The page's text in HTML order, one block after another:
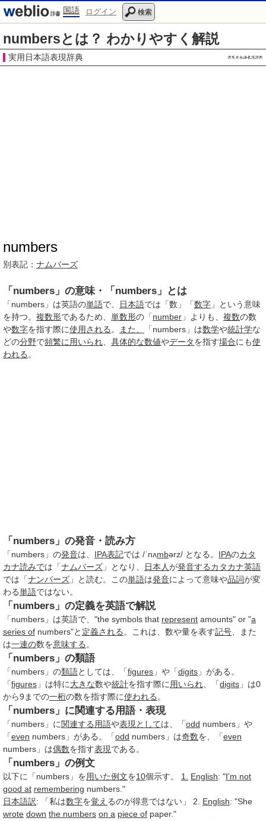
国語 ログイン 検索
numbersとは？ わかりやすく解説
実用日本語表現辞典
numbers
別表記： ナムバーズ
「numbers」の意味・「numbers」とは
「numbers」は英語の単語で、 日本語では「数」「数字 」という意味
を持つ。 複数形であるため、 単数形の「number 」よりも、 複数の数
や数字を指す際に使用される 。 また、 「numbers」は数学や統計学な
どの分野で頻繁に 用いられ 具体的な数値やデータを指す場合にも使
われる 。
「numbers」の発音・読み方
「numbers」の発音は、 IPA表記では /ˈnʌmbərz/ となる。 IPAのカタ
カナ読みでは「ナムバーズ 」となり、 日本人が発音するカタカナ英語
では「ナンバーズ 」と読む。この単語は発音によって意味や品詞が変
わる単語ではない。
「numbers」の定義を英語で解説
「numbers」は英語で、"the symbols that represent amounts" or "a
series of numbers"と 定義される 。これは、数や量を表す記号 、また
は一連の数を意味する 。
「numbers」の類語
「numbers」の類語としては、「figures 」や「digits 」がある。
「figures 」は特に大きな数や統計を指す際に 用いられ 、「digits 」は0
から9までの一桁の数を指す際に使われる 。
「numbers」に関連する用語・表現
「numbers」に関連する用語や表現としては、「odd numbers」や
「even numbers」がある。「odd numbers」は奇数を、「even
numbers」は偶数を指す表現である。
「numbers」の例文
以下に「numbers」を用いた例文を10個示す。 1. English: "I'm not
good at remembering numbers."
日本語訳: 「私は数字を覚え るのが得意ではない」 2. English: "She
wrote down the numbers on a piece of paper."